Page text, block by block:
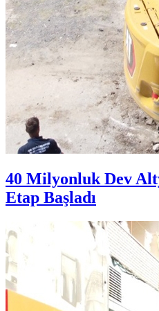
40 Milyonluk Dev
Etap Başladı